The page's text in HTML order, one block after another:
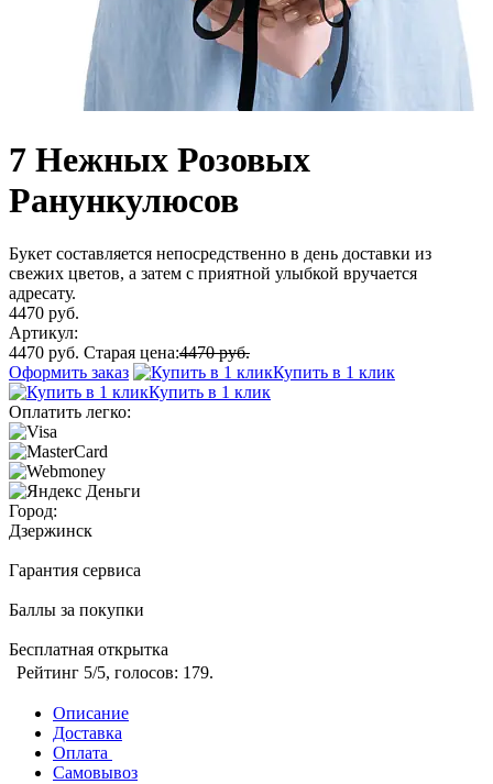
7 Нежных Розовых
Ранункулюсов
Букет составляется непосредственно в день доставки из
свежих цветов, а затем с приятной улыбкой вручается
адресату.
4470 руб.
Артикул:
4470 руб. Старая цена:4470 руб.
Оформить заказ
Купить в 1 клик
Купить в 1 клик
Оплатить легко:
Город:
Дзержинск
Гарантия сервиса
Баллы за покупки
Бесплатная открытка
Рейтинг 5/5, голосов: 179.
Описание
Доставка
Оплата
Самовывоз